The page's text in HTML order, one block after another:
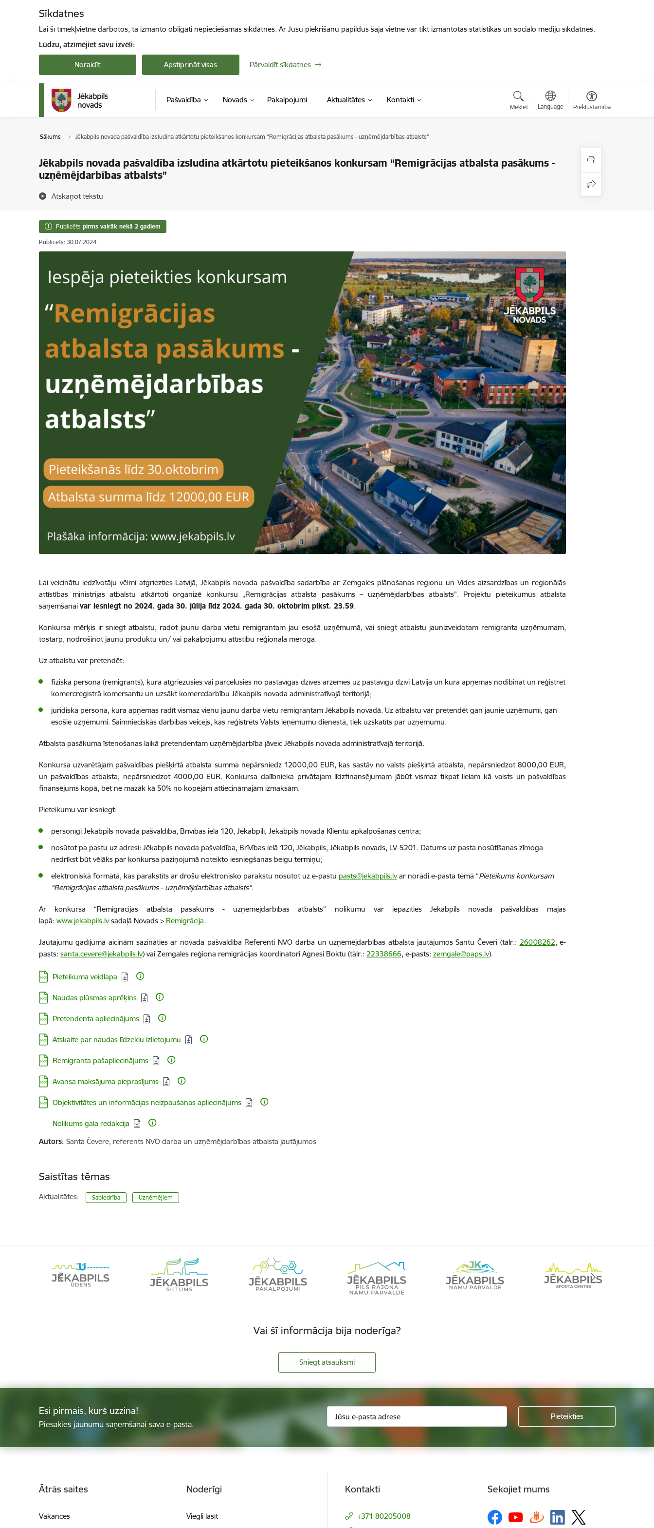
Sīkdatnes
Lai šī tīmekļvietne darbotos, tā izmanto obligāti nepieciešamās sīkdatnes. Ar Jūsu piekrišanu papildus šajā vietnē var tikt izmantotas statistikas un sociālo mediju sīkdatnes.
Lūdzu, atzīmējiet savu izvēli:
Noraidīt Apstiprināt visas Pārvaldīt sīkdatnes
Pašvaldība Novads Pakalpojumi Aktualitātes Kontakti
Meklēt Language Piekļūstamība
Sākums Jēkabpils novada pašvaldība izsludina atkārtotu pieteikšanos konkursam “Remigrācijas atbalsta pasākums - uzņēmējdarbības atbalsts”
Jēkabpils novada pašvaldība izsludina atkārtotu pieteikšanos konkursam “Remigrācijas atbalsta pasākums -
uzņēmējdarbības atbalsts”
Atskaņot tekstu
Publicēts pirms vairāk nekā 2 gadiem
Publicēts: 30.07.2024.
Lai veicinātu iedzīvotāju vēlmi atgriezties Latvijā, Jēkabpils novada pašvaldība sadarbība ar Zemgales plānošanas reģionu un Vides aizsardzības un reģionālās
attīstības ministrijas atbalstu atkārtoti organizē konkursu „Remigrācijas atbalsta pasākums – uzņēmējdarbības atbalsts”. Projektu pieteikumus atbalsta
saņemšanai var iesniegt no 2024. gada 30. jūlija līdz 2024. gada 30. oktobrim plkst. 23.59.
Konkursa mērķis ir sniegt atbalstu, radot jaunu darba vietu remigrantam jau esošā uzņēmumā, vai sniegt atbalstu jaunizveidotam remigranta uzņēmumam,
tostarp, nodrošinot jaunu produktu un/ vai pakalpojumu attīstību reģionālā mērogā.
Uz atbalstu var pretendēt:
fiziska persona (remigrants), kura atgriezusies vai pārcēlusies no pastāvīgas dzīves ārzemēs uz pastāvīgu dzīvi Latvijā un kura apņemas nodibināt un reģistrēt
komercreģistrā komersantu un uzsākt komercdarbību Jēkabpils novada administratīvajā teritorijā;
juridiska persona, kura apņemas radīt vismaz vienu jaunu darba vietu remigrantam Jēkabpils novadā. Uz atbalstu var pretendēt gan jaunie uzņēmumi, gan
esošie uzņēmumi. Saimnieciskās darbības veicējs, kas reģistrēts Valsts ieņēmumu dienestā, tiek uzskatīts par uzņēmumu.
Atbalsta pasākuma īstenošanas laikā pretendentam uzņēmējdarbība jāveic Jēkabpils novada administratīvajā teritorijā.
Konkursa uzvarētājam pašvaldības piešķirtā atbalsta summa nepārsniedz 12000,00 EUR, kas sastāv no valsts piešķirtā atbalsta, nepārsniedzot 8000,00 EUR,
un pašvaldības atbalsta, nepārsniedzot 4000,00 EUR. Konkursa dalībnieka privātajam līdzfinansējumam jābūt vismaz tikpat lielam kā valsts un pašvaldības
finansējums kopā, bet ne mazāk kā 50% no kopējām attiecināmajām izmaksām.
Pieteikumu var iesniegt:
personīgi Jēkabpils novada pašvaldībā, Brīvības ielā 120, Jēkabpilī, Jēkabpils novadā Klientu apkalpošanas centrā;
nosūtot pa pastu uz adresi: Jēkabpils novada pašvaldība, Brīvības ielā 120, Jēkabpils, Jēkabpils novads, LV-5201. Datums uz pasta nosūtīšanas zīmoga
nedrīkst būt vēlāks par konkursa paziņojumā noteikto iesniegšanas beigu termiņu;
elektroniskā formātā, kas parakstīts ar drošu elektronisko parakstu nosūtot uz e-pastu pasts@jekabpils.lvar norādi e-pasta tēmā “Pieteikums konkursam
“Remigrācijas atbalsta pasākums - uzņēmējdarbības atbalsts”.
Ar konkursa “Remigrācijas atbalsta pasākums - uzņēmējdarbības atbalsts” nolikumu var iepazīties Jēkabpils novada pašvaldības mājas
lapā: www.jekabpils.lvsadaļā Novads > Remigrācija.
Jautājumu gadījumā aicinām sazināties ar novada pašvaldība Referenti NVO darba un uzņēmējdarbības atbalsta jautājumos Santu Čeveri (tālr.: 26008262, e-
pasts: santa.cevere@jekabpils.lv) vai Zemgales reģiona remigrācijas koordinatori Agnesi Boktu (tālr.: 22338666, e-pasts: zemgale@paps.lv).
Lejupielādēt:
Pieteikuma veidlapa
Lejupielādēt:
Naudas plūsmas aprēķins
Lejupielādēt:
Pretendenta apliecinājums
Lejupielādēt:
Atskaite par naudas līdzekļu izlietojumu
Lejupielādēt:
Remigranta pašapliecinājums
Lejupielādēt:
Avansa maksājuma pieprasījums
Lejupielādēt:
Objektivitātes un informācijas neizpaušanas apliecinājums
Lejupielādēt:
Nolikums gala redakcija
Autors: Santa Čevere, referents NVO darba un uzņēmējdarbības atbalsta jautājumos
Saistītas tēmas
Aktualitātes: Sabiedrība Uzņēmējiem
Vai šī informācija bija noderīga?
Sniegt atsauksmi
Esi pirmais, kurš uzzina!
Piesakies jaunumu saņemšanai savā e-pastā.
Ātrās saites
Vakances
Noderīgi
Viegli lasīt
Kontakti
+371 80205008
Sekojiet mums